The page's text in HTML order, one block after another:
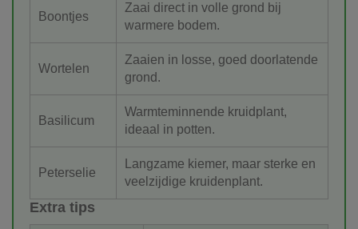
Boontjes
Zaai direct in volle grond bij
warmere bodem.
Wortelen
Zaaien in losse, goed doorlatende
grond.
Basilicum
Warmteminnende kruidplant,
ideaal in potten.
Peterselie
Langzame kiemer, maar sterke en
veelzijdige kruidenplant.
Extra tips